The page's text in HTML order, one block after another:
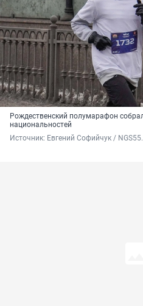
Рождественский полумарафон
национальностей
Источник: Евгений Софийчук /